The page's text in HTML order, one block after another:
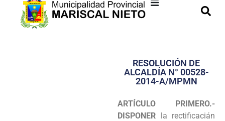
Transparencia
Programas
RESOLUCIÓN DE
ALCALDÍA N° 00528-
2014-A/MPMN
ARTÍCULO PRIMERO.-
DISPONER la rectificacián